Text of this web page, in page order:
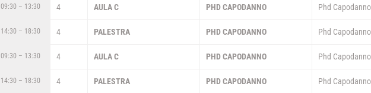
09:30 – 13:30 4 AULA C PHD CAPODANNO Phd Capodanno
14:30 – 18:30 4 PALESTRA PHD CAPODANNO Phd Capodanno
09:30 – 13:30 4 AULA C PHD CAPODANNO Phd Capodanno
14:30 – 18:30 4 PALESTRA PHD CAPODANNO Phd Capodanno